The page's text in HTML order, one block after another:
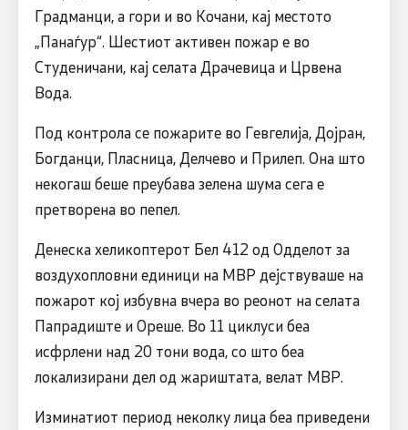
Градманци, а гори и во Кочани, кај местото
„Панаѓур“. Шестиот активен пожар е во
Студеничани, кај селата Драчевица и Црвена
Вода.
Под контрола се пожарите во Гевгелија, Дојран,
Богданци, Пласница, Делчево и Прилеп. Она што
некогаш беше преубава зелена шума сега е
претворена во пепел.
Денеска хеликоптерот Бел 412 од Одделот за
воздухопловни единици на МВР дејствуваше на
пожарот кој избувна вчера во реонот на селата
Папрадиште и Ореше. Во 11 циклуси беа
исфрлени над 20 тони вода, со што беа
локализирани дел од жариштата, велат МВР.
Изминатиот период неколку лица беа приведени